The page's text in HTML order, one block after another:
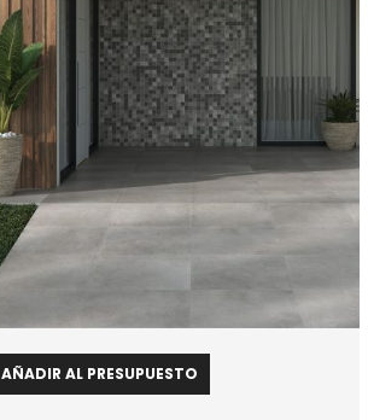
AÑADIR AL PRESUPUESTO